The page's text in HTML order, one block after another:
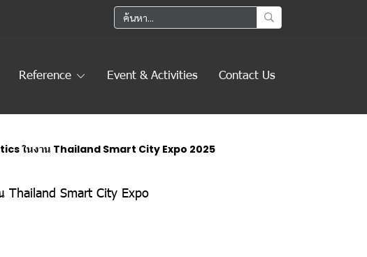
Reference Event & Activities Contact Us
ในงาน Thailand Smart City Expo 2025
Thailand Smart City Expo